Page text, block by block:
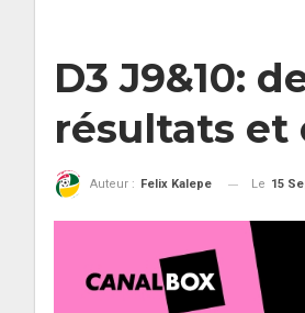
D3 J9&10:
résultats et
Auteur : Felix Kalepe Le 15